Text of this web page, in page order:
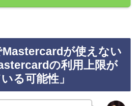
が使えない
の利用上限が
る可能性」